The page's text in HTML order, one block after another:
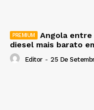
Angola entre
diesel mais barato
Editor - 25 De